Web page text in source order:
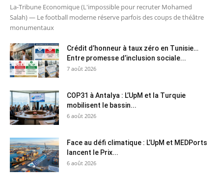
La-Tribune Economique (L'impossible pour recruter Mohamed
Salah) — Le football moderne réserve parfois des coups de théâtre
monumentaux
Crédit d’honneur à taux zéro en Tunisie…
Entre promesse d’inclusion sociale...
7 août 2026
COP31 à Antalya : L’UpM et la Turquie
mobilisent le bassin...
6 août 2026
Face au défi climatique : L’UpM et MEDPorts
lancent le Prix...
6 août 2026